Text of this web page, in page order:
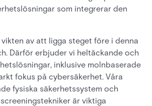
som integrerar den
av att ligga steget före i denna
Därför erbjuder vi heltäckande och
inklusive molnbaserade
fokus på cybersäkerhet. Våra
fysiska säkerhetssystem och
är viktiga